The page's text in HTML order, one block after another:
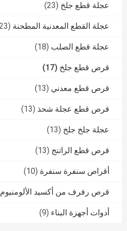
عجلة قطع جلخ (23)
عجلة القطع المعدنية المطحنة (23)
عجلة قطع الصلب (18)
قرص قطع جلخ (17)
قرص قطع معدني (13)
قرص قطع عجلة شحذ (13)
عجلة جلخ جلخ (13)
قرص قطع الراتنج (13)
أقراص سنفرة سنفرة (10)
قرص رفرف من أكسيد الألومنيوم
أدوات أجهزة البناء (9)